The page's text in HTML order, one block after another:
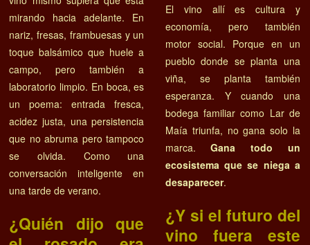
mirando hacia adelante. En
nariz, fresas, frambuesas y un
toque balsámico que huele a
campo, pero también a
laboratorio limpio. En boca, es
un poema: entrada fresca,
acidez justa, una persistencia
que no abruma pero tampoco
se olvida. Como una
conversación inteligente en
una tarde de verano.
¿Quién dijo que
El vino allí es cultura y
economía, pero también
motor social. Porque en un
pueblo donde se planta una
viña, se planta también
esperanza. Y cuando una
bodega familiar como Lar de
Maía triunfa, no gana solo la
marca. Gana todo un
ecosistema que se niega a
desaparecer.
¿Y si el futuro del
vino fuera este